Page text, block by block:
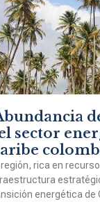
sector
región, rica en
energética de